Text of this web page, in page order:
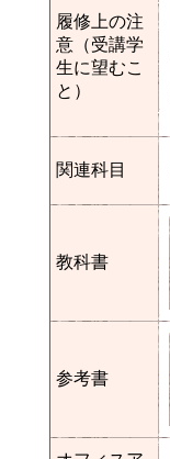
履修上の注
意（受講学
生に望むこ
と）
関連科目
教科書
参考書